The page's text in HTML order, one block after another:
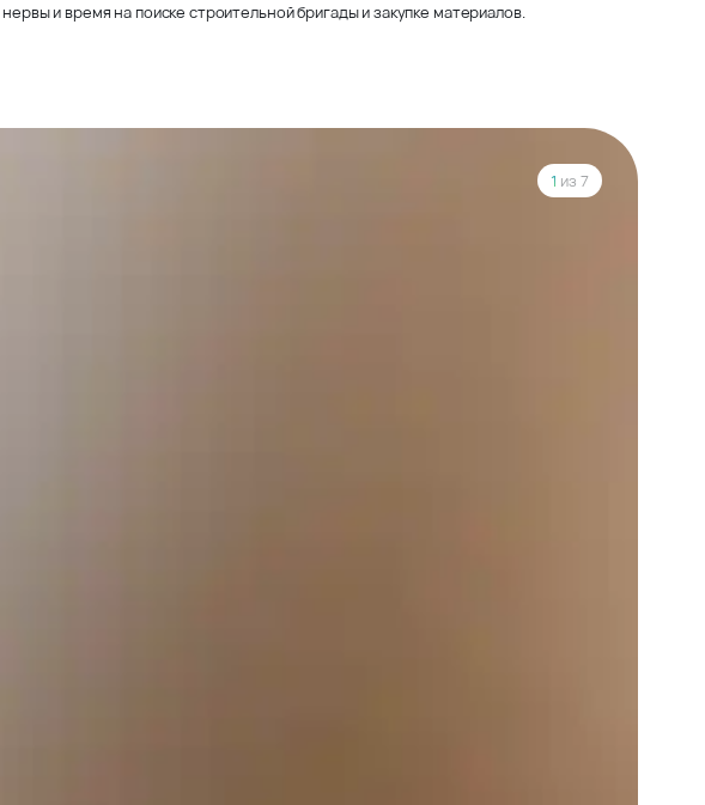
и время на поиске строительной бригады и закупке материалов.
1 из 7